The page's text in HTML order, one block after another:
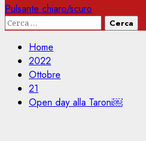
Pulsante chiaro/scuro
Ricerca
Home
2022
Ottobre
21
Open day alla Taroni￼